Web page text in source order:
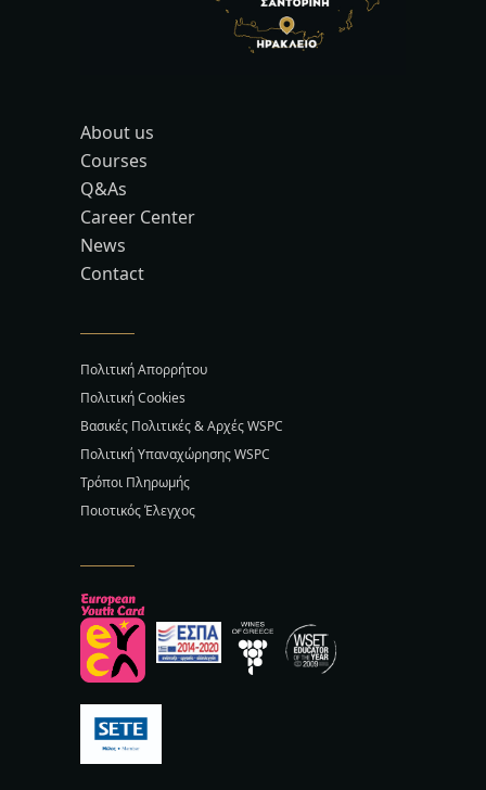
About us
Courses
Q&As
Career Center
News
Contact
Πολιτική Απορρήτου
Πολιτική Cookies
Βασικές Πολιτικές & Αρχές WSPC
Πολιτική Υπαναχώρησης WSPC
Τρόποι Πληρωμής
Ποιοτικός Έλεγχος